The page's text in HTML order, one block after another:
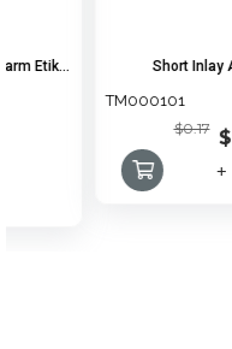
Short Inlay ALN-9662
TM000101
$0.17
+ KDV